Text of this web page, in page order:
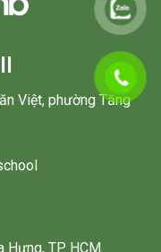
Việt, phường Tăng
Hưng, TP. HCM